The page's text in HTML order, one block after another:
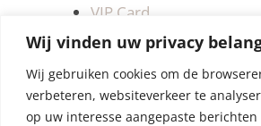
Wij vinden uw privacy
Wij gebruiken cookies om de
verbeteren, websiteverkeer te
op uw interesse aangepaste
VIP Card
Retourneren
Betalen &
Privacy Policy
Algemene Voorwaarden